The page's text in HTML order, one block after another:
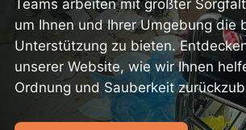
Teams arbeiten mit größter
um Ihnen und Ihrer Umgebung die
Unterstützung zu bieten.
unserer Website, wie wir Ihnen
Ordnung und Sauberkeit